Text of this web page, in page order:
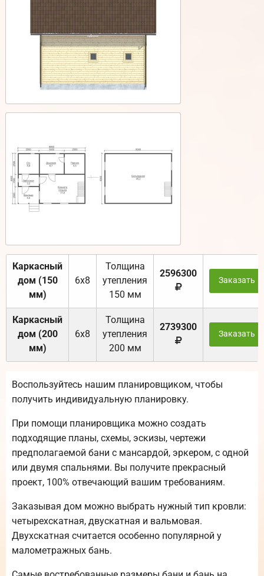
Каркасный
дом (150
мм)
6х8
Толщина
утепления
150 мм
2596300
Заказать
Каркасный
дом (200
мм)
6х8
Толщина
утепления
200 мм
2739300
Заказать
Воспользуйтесь нашим планировщиком, чтобы
получить индивидуальную планировку.
При помощи планировщика можно создать
подходящие планы, схемы, эскизы, чертежи
предполагаемой бани с мансардой, эркером, с одной
или двумя спальнями. Вы получите прекрасный
проект, 100% отвечающий вашим требованиям.
Заказывая дом можно выбрать нужный тип кровли:
четырехскатная, двускатная и вальмовая.
Двухскатная считается особенно популярной у
малометражных бань.